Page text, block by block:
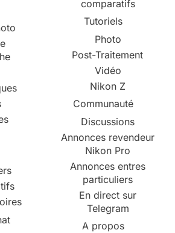
comparatifs
Tutoriels
Photo
Post-Traitement
Vidéo
Nikon Z
Communauté
Discussions
Annonces revendeur
Nikon Pro
Annonces entres
particuliers
En direct sur
Telegram
A propos